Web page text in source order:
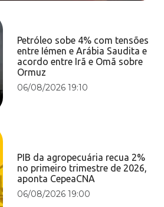
Petróleo sobe 4% com tensões
entre Iémen e Arábia Saudita e
acordo entre Irã e Omã sobre
Ormuz
06/08/2026 19:10
PIB da agropecuária recua 2%
no primeiro trimestre de 2026,
aponta CepeaCNA
06/08/2026 19:00